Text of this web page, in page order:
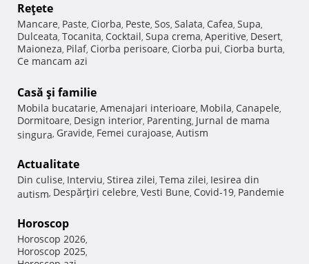
Reţete
Mancare, Paste, Ciorba, Peste, Sos, Salata, Cafea, Supa,
Dulceata, Tocanita, Cocktail, Supa crema, Aperitive, Desert,
Maioneza, Pilaf, Ciorba perisoare, Ciorba pui, Ciorba burta,
Ce mancam azi
Casă şi familie
Mobila bucatarie, Amenajari interioare, Mobila, Canapele,
Dormitoare, Design interior, Parenting, Jurnal de mama
singura, Gravide, Femei curajoase, Autism
Actualitate
Din culise, Interviu, Stirea zilei, Tema zilei, Iesirea din
autism, Despărţiri celebre, Vesti Bune, Covid-19, Pandemie
Horoscop
Horoscop 2026,
Horoscop 2025,